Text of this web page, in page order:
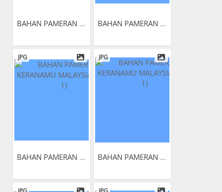
BAHAN PAMERAN KERANAMU... BAHAN PAMERAN KERANAMU...
JPG
BAHAN PAMERAN KERANAMU...
JPG
BAHAN PAMERAN KERANAMU...